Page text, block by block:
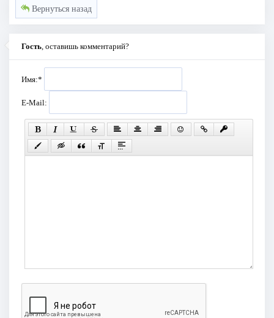
Вернуться назад
Гость , оставишь комментарий?
Имя:*
E-Mail: